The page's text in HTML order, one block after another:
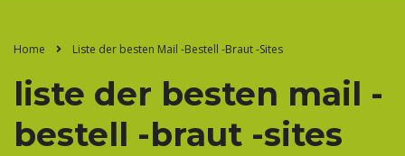
Home Liste der besten Mail -Bestell -Braut -Sites
liste der besten mail -
bestell -braut -sites